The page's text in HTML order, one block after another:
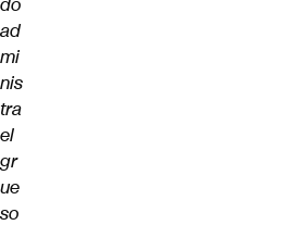
ad
mi
nis
tra
el
gr
ue
so